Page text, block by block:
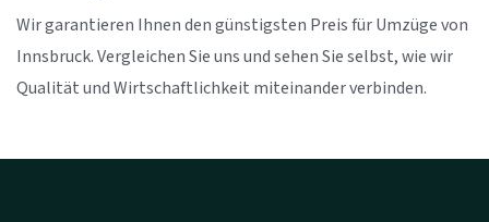
Wir garantieren Ihnen den günstigsten Preis für Umzüge von
Innsbruck. Vergleichen Sie uns und sehen Sie selbst, wie wir
Qualität und Wirtschaftlichkeit miteinander verbinden.